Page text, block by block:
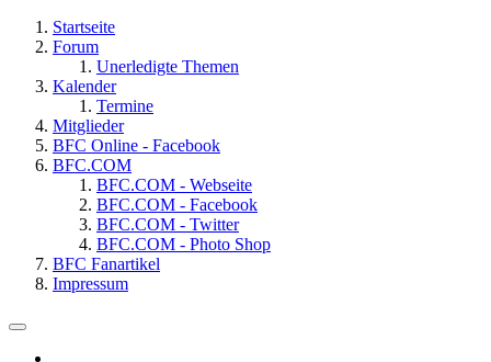
Startseite
Forum
Unerledigte Themen
Kalender
Termine
Mitglieder
BFC Online - Facebook
BFC.COM
BFC.COM - Webseite
BFC.COM - Facebook
BFC.COM - Twitter
BFC.COM - Photo Shop
BFC Fanartikel
Impressum